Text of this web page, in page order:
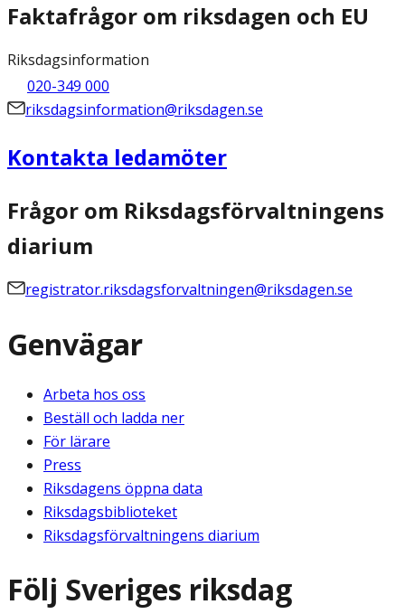
Faktafrågor om riksdagen och EU
Riksdagsinformation
020-349 000
riksdagsinformation@riksdagen.se
Kontakta ledamöter
Frågor om Riksdagsförvaltningens
diarium
registrator.riksdagsforvaltningen@riksdagen.se
Genvägar
Arbeta hos oss
Beställ och ladda ner
För lärare
Press
Riksdagens öppna data
Riksdagsbiblioteket
Riksdagsförvaltningens diarium
Följ Sveriges riksdag